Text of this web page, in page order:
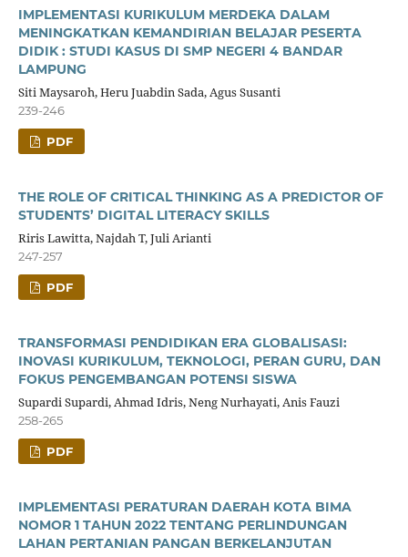
IMPLEMENTASI KURIKULUM MERDEKA DALAM
MENINGKATKAN KEMANDIRIAN BELAJAR PESERTA
DIDIK : STUDI KASUS DI SMP NEGERI 4 BANDAR
LAMPUNG
Siti Maysaroh, Heru Juabdin Sada, Agus Susanti
239-246
PDF
THE ROLE OF CRITICAL THINKING AS A PREDICTOR OF
STUDENTS’ DIGITAL LITERACY SKILLS
Riris Lawitta, Najdah T, Juli Arianti
247-257
PDF
TRANSFORMASI PENDIDIKAN ERA GLOBALISASI:
INOVASI KURIKULUM, TEKNOLOGI, PERAN GURU, DAN
FOKUS PENGEMBANGAN POTENSI SISWA
Supardi Supardi, Ahmad Idris, Neng Nurhayati, Anis Fauzi
258-265
PDF
IMPLEMENTASI PERATURAN DAERAH KOTA BIMA
NOMOR 1 TAHUN 2022 TENTANG PERLINDUNGAN
LAHAN PERTANIAN PANGAN BERKELANJUTAN